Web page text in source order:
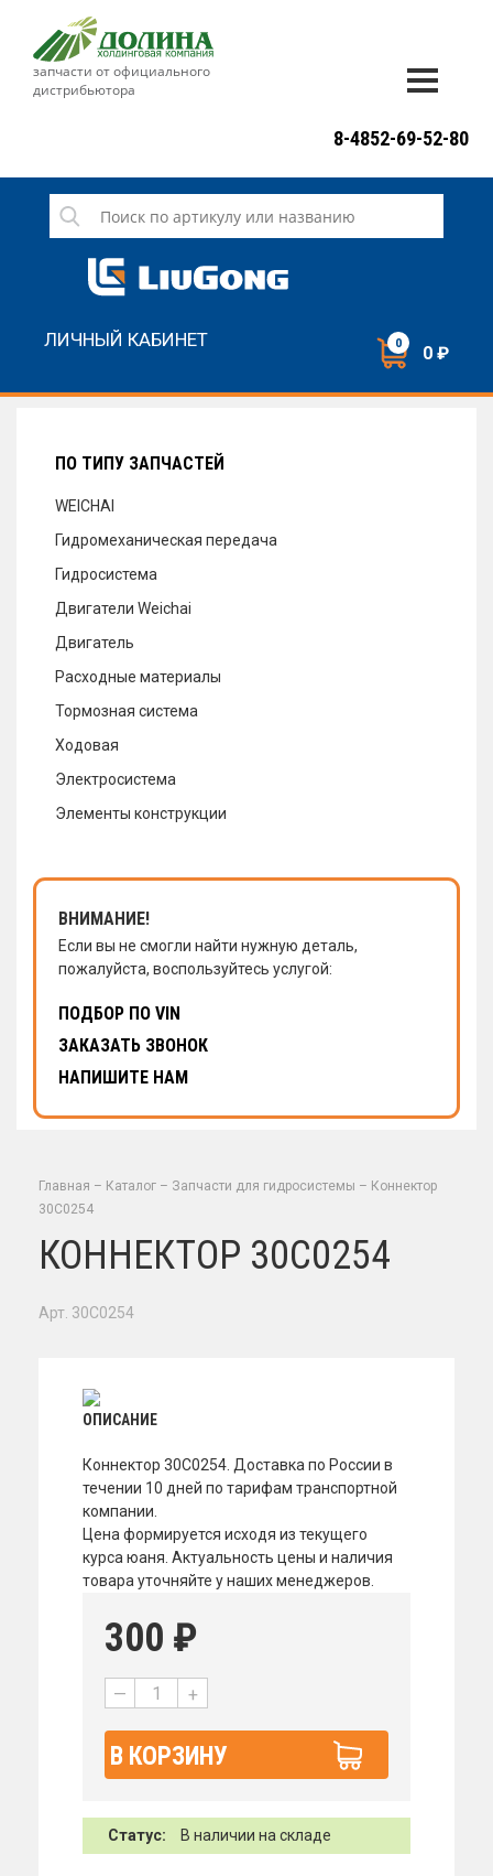
запчасти от официального
дистрибьютора
СЕРВИС
НОВОСТИ
8-4852-69-52-80
ЛИЧНЫЙ КАБИНЕТ 0 0 ₽
ПО ТИПУ ЗАПЧАСТЕЙ
WEICHAI
Гидромеханическая передача
Гидросистема
Двигатели Weichai
Двигатель
Расходные материалы
Тормозная система
Ходовая
Электросистема
Элементы конструкции
ВНИМАНИЕ!
Если вы не смогли найти нужную деталь,
пожалуйста, воспользуйтесь услугой:
ПОДБОР ПО VIN
ЗАКАЗАТЬ ЗВОНОК
НАПИШИТЕ НАМ
Главная – Каталог – Запчасти для гидросистемы – Коннектор
30C0254
КОННЕКТОР 30C0254
Арт. 30C0254
ОПИСАНИЕ
Коннектор 30C0254. Доставка по России в
течении 10 дней по тарифам транспортной
компании.
Цена формируется исходя из текущего
курса юаня. Актуальность цены и наличия
товара уточняйте у наших менеджеров.
300 ₽
— +
В КОРЗИНУ
Статус: В наличии на складе